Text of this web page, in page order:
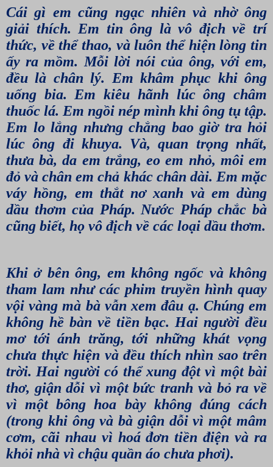
Cái gì em cũng ngạc nhiên và nhờ ông
giải thích. Em tin ông là vô địch về trí
thức, về thể thao, và luôn thể hiện lòng tin
ấy ra mồm. Mỗi lời nói của ông, với em,
đều là chân lý. Em khâm phục khi ông
uống bia. Em kiêu hãnh lúc ông châm
thuốc lá. Em ngồi nép mình khi ông tụ tập.
Em lo lắng nhưng chẳng bao giờ tra hỏi
lúc ông đi khuya. Và, quan trọng nhất,
thưa bà, da em trắng, eo em nhỏ, môi em
đỏ và chân em chả khác chân dài. Em mặc
váy hồng, em thắt nơ xanh và em dùng
dầu thơm của Pháp. Nước Pháp chắc bà
cũng biết, họ vô địch về các loại dầu thơm.
Khi ở bên ông, em không ngốc và không
tham lam như các phim truyền hình quay
vội vàng mà bà vẫn xem đâu ạ. Chúng em
không hề bàn về tiền bạc. Hai người đều
mơ tới ánh trăng, tới những khát vọng
chưa thực hiện và đều thích nhìn sao trên
trời. Hai người có thể xung đột vì một bài
thơ, giận dỗi vì một bức tranh và bỏ ra về
vì một bông hoa bày không đúng cách
(trong khi ông và bà giận dỗi vì một mâm
cơm, cãi nhau vì hoá đơn tiền điện và ra
khỏi nhà vì chậu quần áo chưa phơi).